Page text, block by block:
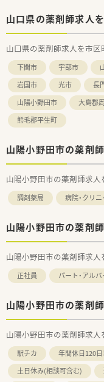
おり、業務におけ
■経理や事務管理
【想定される業務
■処方箋に基づく
ケアに直結する
■個人在宅13名
用して調剤薬のセ
■2週間の長期処
スケジュール管理
山口県の薬剤師求人
山口県の薬剤師求人を市区
下関市 宇部市
岩国市
光市 長
山陽小野田市
大島郡
熊毛郡平生町
山陽小野田市の薬剤
山陽小野田市の薬剤師求人
調剤薬局 病院・クリ
山陽小野田市の薬剤
山陽小野田市の薬剤師求人
正社員 パート・アルバ
山陽小野田市の薬剤
山陽小野田市の薬剤師求人
駅チカ 年間休日120
土日休み(相談可含む)